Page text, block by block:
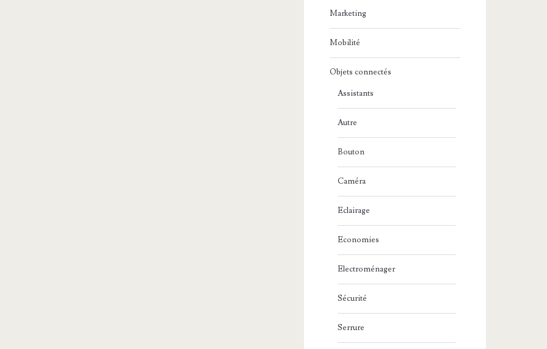
Marketing
Mobilité
Objets connectés
Assistants
Autre
Bouton
Caméra
Eclairage
Economies
Electroménager
Sécurité
Serrure